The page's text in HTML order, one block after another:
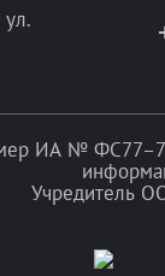
ИА №
Учредитель